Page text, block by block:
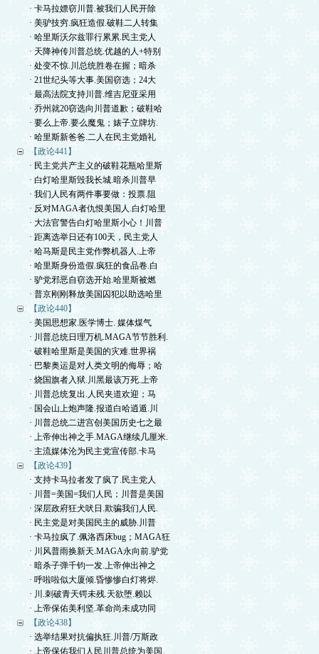
· 卡马拉嫖窃川普.被我们人民开除
· 美驴技穷.疯狂造假.破鞋二人转集
· 哈里斯沃尔兹罪行累累.民主党人
· 天降神传川普总统.优越的人+特别
· 处变不惊.川总统胜卷在握；暗杀
· 21世纪头等大事.美国窃选；24大
· 最高法院支持川普.维吉尼亚采用
· 乔州就20窃选向川普道歉；破鞋哈
· 要么上帝.要么魔鬼；婊子立牌坊.
· 哈里斯新爸爸.二人在民主党婚礼
【政论441】
· 民主党共产主义的破鞋花瓶哈里斯
· 白灯哈里斯毁我长城.暗杀川普早
· 我们人民有两件事要做：投票.阻
· 反对MAGA者仇恨美国人.白灯哈里
· 大法官警告白灯哈里斯小心！川普
· 距离选举日还有100天，民主党人
· 哈马斯是民主党作弊机器人.上帝
· 哈里斯身份造假.疯狂的食品卷.白
· 驴党邪恶自窃选开始.哈里斯被燃
· 普京刚刚释放美国囚犯以助选哈里
【政论440】
· 美国思想家.医学博士. 媒体煤气
· 川普总统日理万机.MAGA节节胜利.
· 破鞋哈里斯是美国的灾难.世界祸
· 巴黎奥运是对人类文明的侮辱；哈
· 烧国旗者入狱.川黑最该万死.上帝
· 川普总统复出.人民夹道欢迎；马
· 国会山上炮声隆.报道白哈逍遁.川
· 川普总统二进宫创美国历史七之最
· 上帝伸出神之手.MAGA继续几厘米.
· 主流媒体沦为民主党宣传部.卡马
【政论439】
· 支持卡马拉者发了疯了.民主党人
· 川普=美国=我们人民；川普是美国
· 深层政府狂犬吠日.欺骗我们人民.
· 民主党是对美国民主的威胁.川普
· 卡马拉疯了.佩洛西床bug；MAGA狂
· 川风普雨换新天.MAGA永向前.驴党
· 暗杀子弹千钧一发.上帝伸出神之
· 呼啦啦似大厦倾.昏惨惨白灯将烬.
· 川.刺破青天锷未残.天欲堕.赖以
· 上帝保佑美利坚.革命尚未成功同
【政论438】
· 选举结果对抗偏执狂.川普/万斯政
· 上帝保佑我们人民川普总统为美国